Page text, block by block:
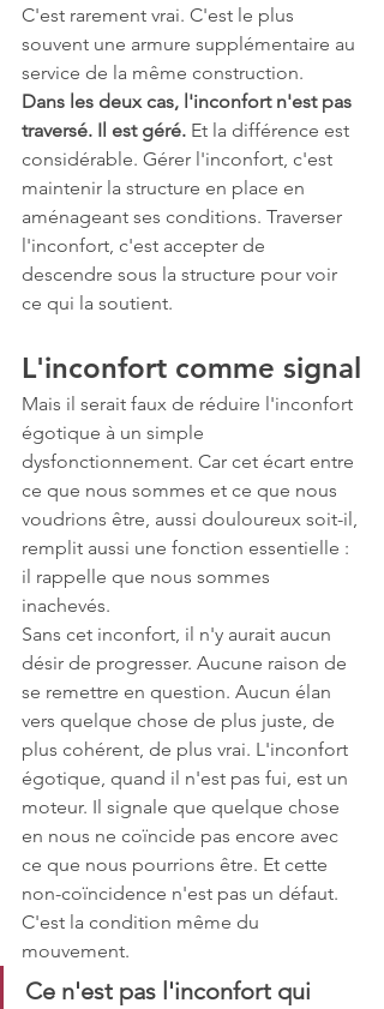
C'est rarement vrai. C'est le plus
souvent une armure supplémentaire au
service de la même construction.
Dans les deux cas, l'inconfort n'est pas
traversé. Il est géré. Et la différence est
considérable. Gérer l'inconfort, c'est
maintenir la structure en place en
aménageant ses conditions. Traverser
l'inconfort, c'est accepter de
descendre sous la structure pour voir
ce qui la soutient.
L'inconfort comme signal
Mais il serait faux de réduire l'inconfort
égotique à un simple
dysfonctionnement. Car cet écart entre
ce que nous sommes et ce que nous
voudrions être, aussi douloureux soit-il,
remplit aussi une fonction essentielle :
il rappelle que nous sommes
inachevés.
Sans cet inconfort, il n'y aurait aucun
désir de progresser. Aucune raison de
se remettre en question. Aucun élan
vers quelque chose de plus juste, de
plus cohérent, de plus vrai. L'inconfort
égotique, quand il n'est pas fui, est un
moteur. Il signale que quelque chose
en nous ne coïncide pas encore avec
ce que nous pourrions être. Et cette
non-coïncidence n'est pas un défaut.
C'est la condition même du
mouvement.
Ce n'est pas l'inconfort qui